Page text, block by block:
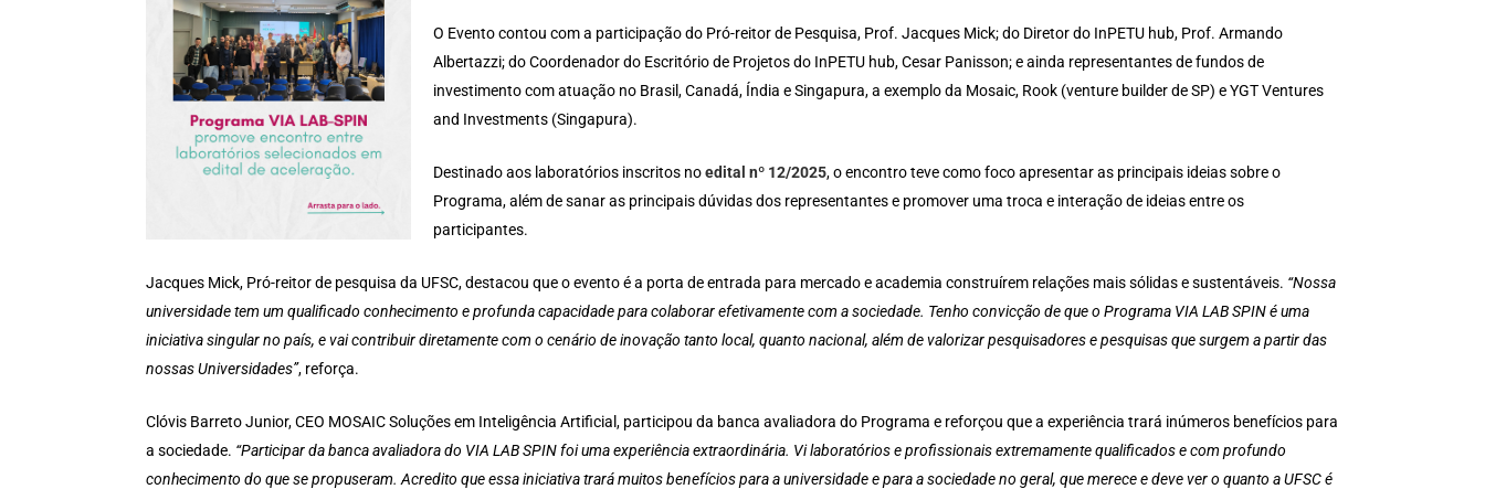
O Evento contou com a participação do Pró-reitor de Pesquisa, Prof. Jacques Mick; do Diretor do InPETU hub, Prof. Armando
Albertazzi; do Coordenador do Escritório de Projetos do InPETU hub, Cesar Panisson; e ainda representantes de fundos de
investimento com atuação no Brasil, Canadá, Índia e Singapura, a exemplo da Mosaic, Rook (venture builder de SP) e YGT Ventures
and Investments (Singapura).
Destinado aos laboratórios inscritos noedital nº 12/2025, o encontro teve como foco apresentar as principais ideias sobre o
Programa, além de sanar as principais dúvidas dos representantes e promover uma troca e interação de ideias entre os
participantes.
Jacques Mick, Pró-reitor de pesquisa da UFSC, destacou que o evento é a porta de entrada para mercado e academia construírem relações mais sólidas e sustentáveis. “Nossa
universidade tem um qualificado conhecimento e profunda capacidade para colaborar efetivamente com a sociedade. Tenho convicção de que o Programa VIA LAB SPIN é uma
iniciativa singular no país, e vai contribuir diretamente com o cenário de inovação tanto local, quanto nacional, além de valorizar pesquisadores e pesquisas que surgem a partir das
nossas Universidades”, reforça.
Clóvis Barreto Junior, CEO MOSAIC Soluções em Inteligência Artificial, participou da banca avaliadora do Programa e reforçou que a experiência trará inúmeros benefícios para
a sociedade. “Participar da banca avaliadora do VIA LAB SPIN foi uma experiência extraordinária. Vi laboratórios e profissionais extremamente qualificados e com profundo
conhecimento do que se propuseram. Acredito que essa iniciativa trará muitos benefícios para a universidade e para a sociedade no geral, que merece e deve ver o quanto a UFSC é